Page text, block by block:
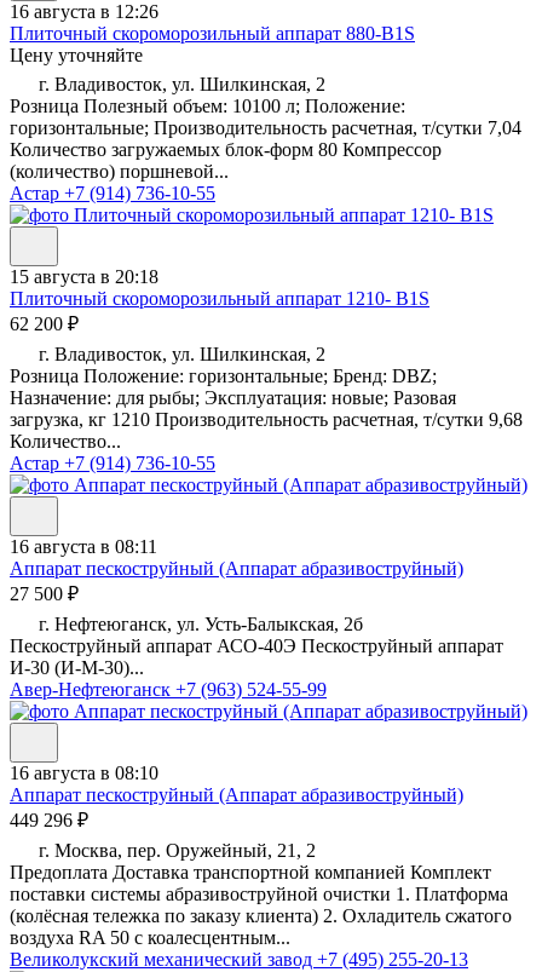
16 августа в 12:26
Плиточный скороморозильный аппарат 880-B1S
Цену уточняйте
г. Владивосток, ул. Шилкинская, 2
Розница Полезный объем: 10100 л; Положение:
горизонтальные; Производительность расчетная, т/сутки 7,04
Количество загружаемых блок-форм 80 Компрессор
(количество) поршневой...
Астар +7 (914) 736-10-55
15 августа в 20:18
Плиточный скороморозильный аппарат 1210- B1S
62 200 ₽
г. Владивосток, ул. Шилкинская, 2
Розница Положение: горизонтальные; Бренд: DBZ;
Назначение: для рыбы; Эксплуатация: новые; Разовая
загрузка, кг 1210 Производительность расчетная, т/сутки 9,68
Количество...
Астар +7 (914) 736-10-55
16 августа в 08:11
Аппарат пескоструйный (Аппарат абразивоструйный)
27 500 ₽
г. Нефтеюганск, ул. Усть-Балыкская, 2б
Пескоструйный аппарат АСО-40Э Пескоструйный аппарат
И-30 (И-М-30)...
Авер-Нефтеюганск +7 (963) 524-55-99
16 августа в 08:10
Аппарат пескоструйный (Аппарат абразивоструйный)
449 296 ₽
г. Москва, пер. Оружейный, 21, 2
Предоплата Доставка транспортной компанией Комплект
поставки системы абразивоструйной очистки 1. Платформа
(колёсная тележка по заказу клиента) 2. Охладитель сжатого
воздуха RA 50 с коалесцентным...
Великолукский механический завод +7 (495) 255-20-13